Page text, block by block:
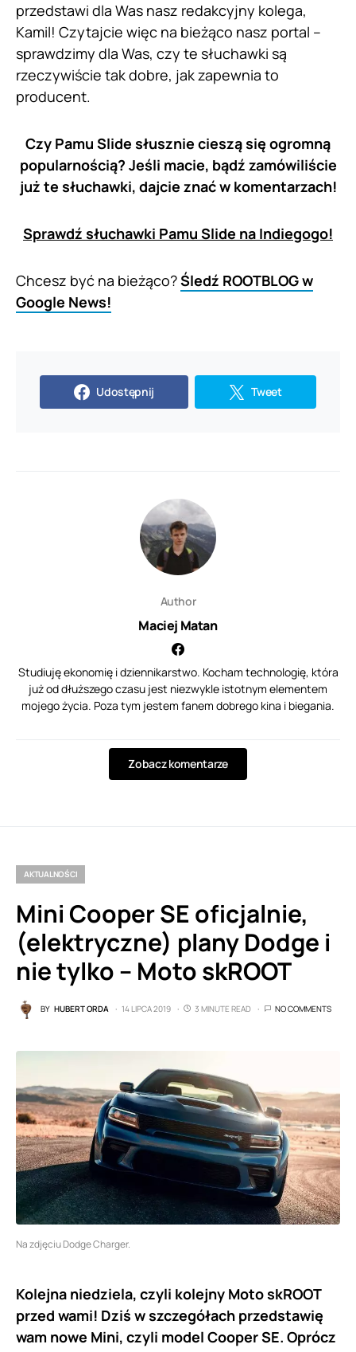
przedstawi dla Was nasz redakcyjny kolega,
Kamil! Czytajcie więc na bieżąco nasz portal –
sprawdzimy dla Was, czy te słuchawki są
rzeczywiście tak dobre, jak zapewnia to
producent.
Czy Pamu Slide słusznie cieszą się ogromną
popularnością? Jeśli macie, bądź zamówiliście
już te słuchawki, dajcie znać w komentarzach!
Sprawdź słuchawki Pamu Slide na Indiegogo!
Chcesz być na bieżąco?Śledź ROOTBLOG w
Google News!
Udostępnij Tweet
Author
Maciej Matan
Studiuję ekonomię i dziennikarstwo. Kocham technologię, która
już od dłuższego czasu jest niezwykle istotnym elementem
mojego życia. Poza tym jestem fanem dobrego kina i biegania.
Zobacz komentarze
AKTUALNOŚCI
Mini Cooper SE oficjalnie,
(elektryczne) plany Dodge i
nie tylko – Moto skROOT
BY HUBERT ORDA 14 LIPCA 2019 3 MINUTE READ NO COMMENTS
Na zdjęciu Dodge Charger.
Kolejna niedziela, czyli kolejny Moto skROOT
przed wami! Dziś w szczegółach przedstawię
wam nowe Mini, czyli model Cooper SE. Oprócz